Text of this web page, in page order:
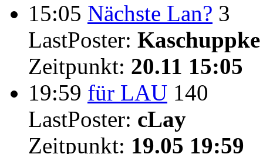
15:05 Nächste Lan? 3
LastPoster: Kaschuppke
Zeitpunkt: 20.11 15:05
19:59 für LAU 140
LastPoster: cLay
Zeitpunkt: 19.05 19:59